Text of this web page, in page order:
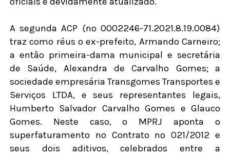
A segunda ACP (nº 0002246-71.2021.8.19.0084)
traz como réus o ex-prefeito, Armando Carneiro;
a então primeira-dama municipal e secretária
de Saúde, Alexandra de Carvalho Gomes; a
sociedade empresária Transgomes Transportes e
Serviços LTDA, e seus representantes legais,
Humberto Salvador Carvalho Gomes e Glauco
Gomes. Neste caso, o MPRJ aponta o
superfaturamento no Contrato nº 021/2012 e
seus dois aditivos, celebrados entre a